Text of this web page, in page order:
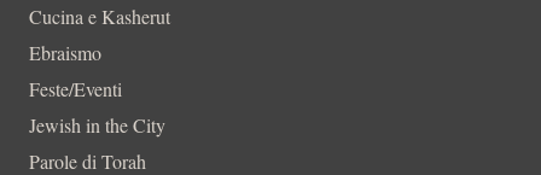
Cucina e Kasherut
Ebraismo
Feste/Eventi
Jewish in the City
Parole di Torah